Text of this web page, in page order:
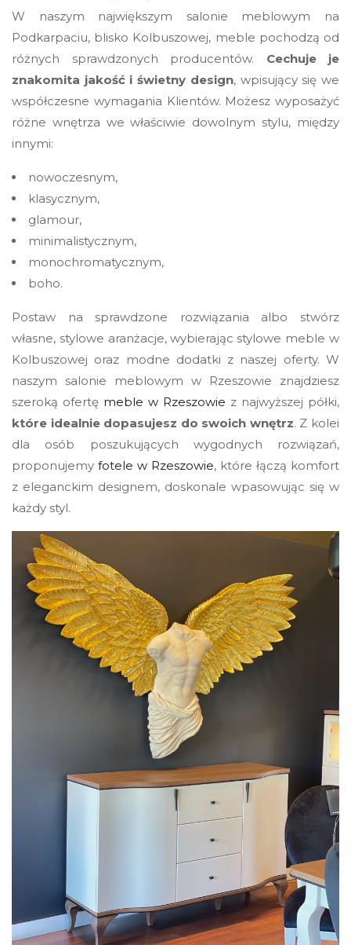
W naszym największym salonie meblowym na
Podkarpaciu, blisko Kolbuszowej, meble pochodzą od
różnych sprawdzonych producentów. Cechuje je
znakomita jakość i świetny design, wpisujący się we
współczesne wymagania Klientów. Możesz wyposażyć
różne wnętrza we właściwie dowolnym stylu, między
innymi:
nowoczesnym,
klasycznym,
glamour,
minimalistycznym,
monochromatycznym,
boho.
Postaw na sprawdzone rozwiązania albo stwórz
własne, stylowe aranżacje, wybierając stylowe meble w
Kolbuszowej oraz modne dodatki z naszej oferty. W
naszym salonie meblowym w Rzeszowie znajdziesz
szeroką ofertę meble w Rzeszowie z najwyższej półki,
które idealnie dopasujesz do swoich wnętrz. Z kolei
dla osób poszukujących wygodnych rozwiązań,
proponujemy fotele w Rzeszowie, które łączą komfort
z eleganckim designem, doskonale wpasowując się w
każdy styl.